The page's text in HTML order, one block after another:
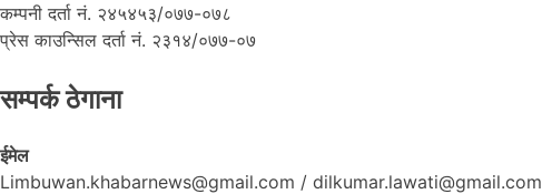
कम्पनी दर्ता नं. २४५४५३/०७७-०७८
प्रेस काउन्सिल दर्ता नं. २३१४/०७७-०७
सम्पर्क ठेगाना
ईमेल
Limbuwan.khabarnews@gmail.com / dilkumar.lawati@gmail.com